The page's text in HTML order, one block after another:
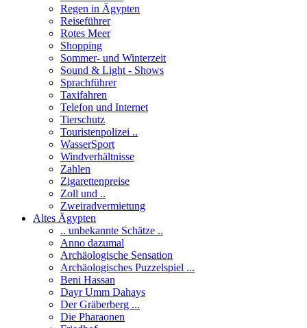
Regen in Ägypten
Reiseführer
Rotes Meer
Shopping
Sommer- und Winterzeit
Sound & Light - Shows
Sprachführer
Taxifahren
Telefon und Internet
Tierschutz
Touristenpolizei ..
WasserSport
Windverhältnisse
Zahlen
Zigarettenpreise
Zoll und ..
Zweiradvermietung
Altes Ägypten
.. unbekannte Schätze ..
Anno dazumal
Archäologische Sensation
Archäologisches Puzzelspiel ...
Beni Hassan
Dayr Umm Dahays
Der Gräberberg ...
Die Pharaonen